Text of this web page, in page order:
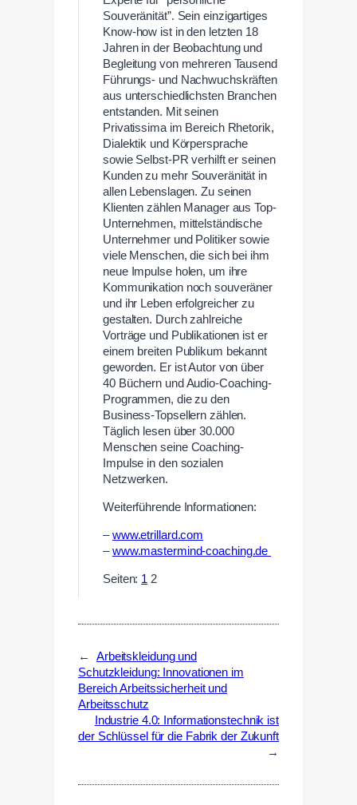
Souveränität”. Sein einzigartiges
Know-how ist in den letzten 18
Jahren in der Beobachtung und
Begleitung von mehreren Tausend
Führungs- und Nachwuchskräften
aus unterschiedlichsten Branchen
entstanden. Mit seinen
Privatissima im Bereich Rhetorik,
Dialektik und Körpersprache
sowie Selbst-PR verhilft er seinen
Kunden zu mehr Souveränität in
allen Lebenslagen. Zu seinen
Klienten zählen Manager aus Top-
Unternehmen, mittelständische
Unternehmer und Politiker sowie
viele Menschen, die sich bei ihm
neue Impulse holen, um ihre
Kommunikation noch souveräner
und ihr Leben erfolgreicher zu
gestalten. Durch zahlreiche
Vorträge und Publikationen ist er
einem breiten Publikum bekannt
geworden. Er ist Autor von über
40 Büchern und Audio-Coaching-
Programmen, die zu den
Business-Topsellern zählen.
Täglich lesen über 30.000
Menschen seine Coaching-
Impulse in den sozialen
Netzwerken.
Weiterführende Informationen:
–www.etrillard.com
–www.mastermind-coaching.de
Seiten: 1 2
←
Arbeitskleidung und
Schutzkleidung: Innovationen im
Bereich Arbeitssicherheit und
Arbeitsschutz
Industrie 4.0: Informationstechnik ist
der Schlüssel für die Fabrik der Zukunft
→